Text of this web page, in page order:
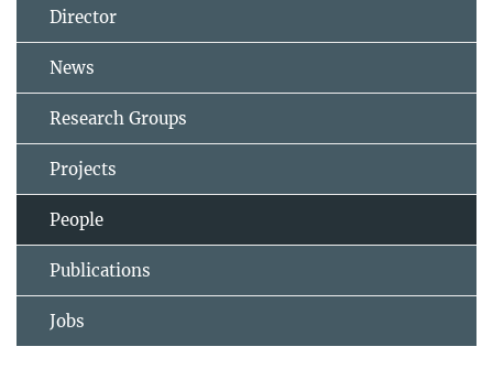
Director
News
Research Groups
Projects
People
Publications
Jobs